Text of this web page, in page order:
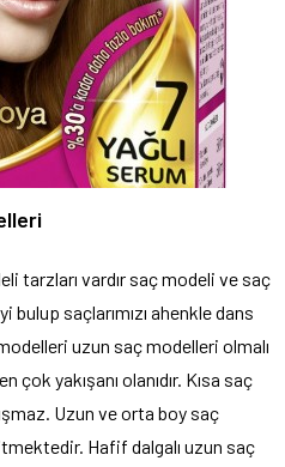
tarzları vardır saç modeli ve saç
saçlarımızı ahenkle dans
uzun saç modelleri olmalı
çok yakışanı olanıdır. Kısa saç
Uzun ve orta boy saç
Hafif dalgalı uzun saç